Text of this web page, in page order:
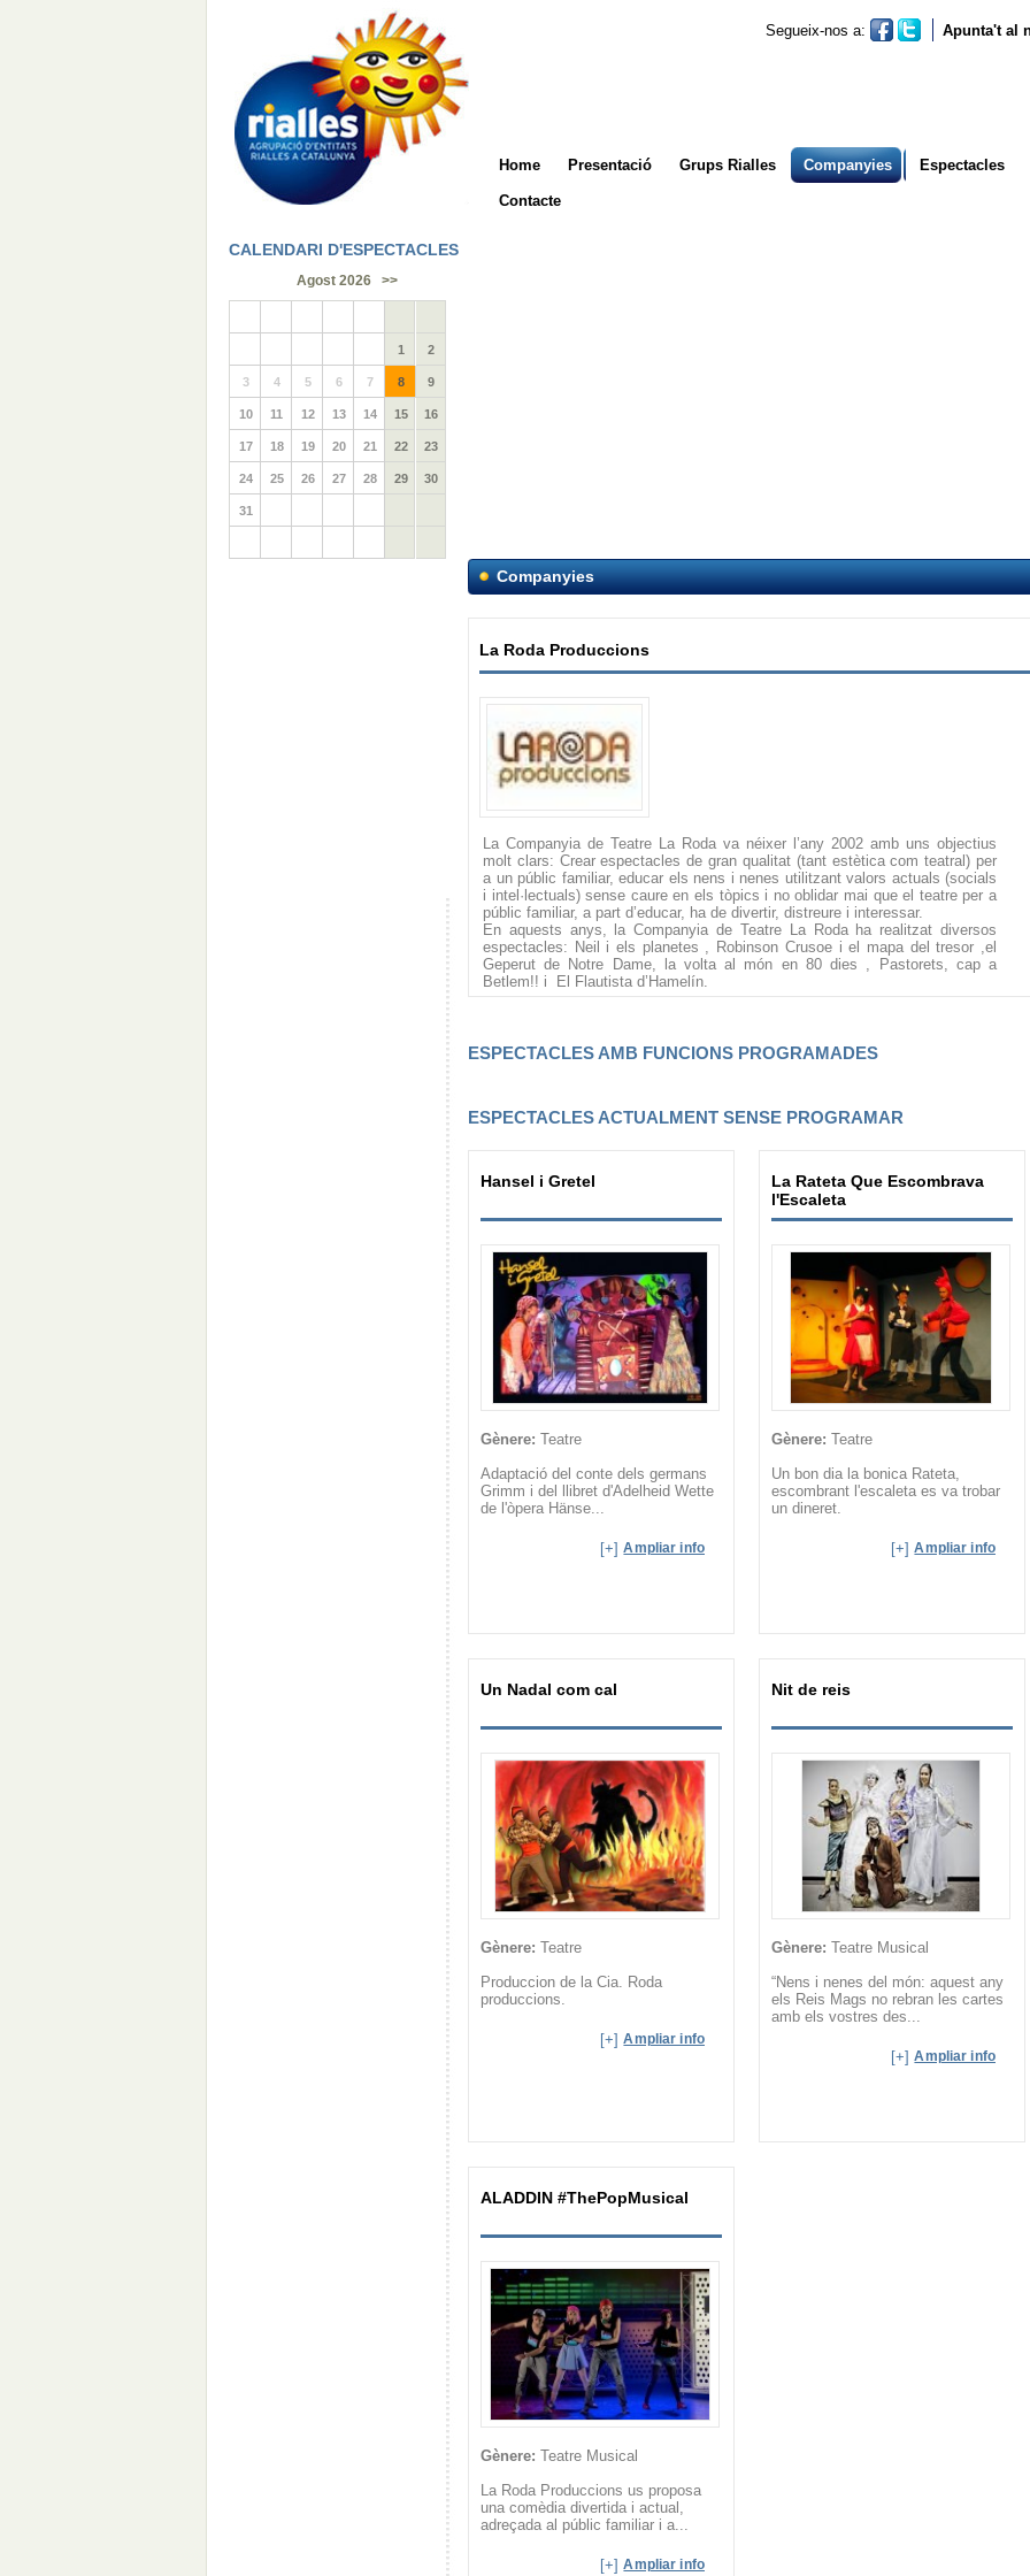
Segueix-nos a: Apunta't al
Home Presentació Grups Rialles Companyies Espectacles
Contacte
CALENDARI D'ESPECTACLES
Agost 2026 >>
1 2
3 4 5 6 7 8 9
10 11 12 13 14 15 16
17 18 19 20 21 22 23
24 25 26 27 28 29 30
31
Companyies
La Roda Produccions
La Companyia de Teatre La Roda va néixer l’any 2002 amb uns objectius
molt clars: Crear espectacles de gran qualitat (tant estètica com teatral) per
a un públic familiar, educar els nens i nenes utilitzant valors actuals (socials
i intel·lectuals) sense caure en els tòpics i no oblidar mai que el teatre per a
públic familiar, a part d’educar, ha de divertir, distreure i interessar.
En aquests anys, la Companyia de Teatre La Roda ha realitzat diversos
espectacles: Neil i els planetes , Robinson Crusoe i el mapa del tresor ,el
Geperut de Notre Dame, la volta al món en 80 dies , Pastorets, cap a
Betlem!! i El Flautista d’Hamelín.
ESPECTACLES AMB FUNCIONS PROGRAMADES
ESPECTACLES ACTUALMENT SENSE PROGRAMAR
Hansel i Gretel
Gènere: Teatre
Adaptació del conte dels germans
Grimm i del llibret d'Adelheid Wette
de l'òpera Hänse...
[+]Ampliar info
La Rateta Que Escombrava
l'Escaleta
Gènere: Teatre
Un bon dia la bonica Rateta,
escombrant l'escaleta es va trobar
un dineret.
[+]Ampliar info
Un Nadal com cal
Gènere: Teatre
Produccion de la Cia. Roda
produccions.
[+]Ampliar info
Nit de reis
Gènere: Teatre Musical
“Nens i nenes del món: aquest any
els Reis Mags no rebran les cartes
amb els vostres des...
[+]Ampliar info
ALADDIN #‎ThePopMusical‬‬‬‬
Gènere: Teatre Musical
La Roda Produccions us proposa
una comèdia divertida i actual,
adreçada al públic familiar i a...
[+]Ampliar info